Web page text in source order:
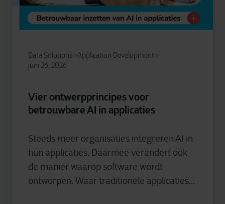
Data Solutions Application Development
juni 26, 2026
Vier ontwerpprincipes voor
betrouwbare AI in applicaties
Steeds meer organisaties integreren AI in
hun applicaties. Daarmee verandert ook
de manier waarop software wordt
ontworpen. Waar traditionele applicaties...